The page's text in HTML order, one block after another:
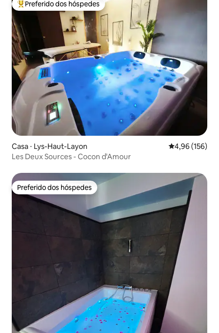
Entre os melhores preferidos dos hóspedes
Preferido dos hóspedes
Casa ⋅ Lys-Haut-Layon 4,96 de uma
4,96 (156)
Les Deux Sources - Cocon d'Amour
Preferido dos hóspedes
Preferido dos hóspedes